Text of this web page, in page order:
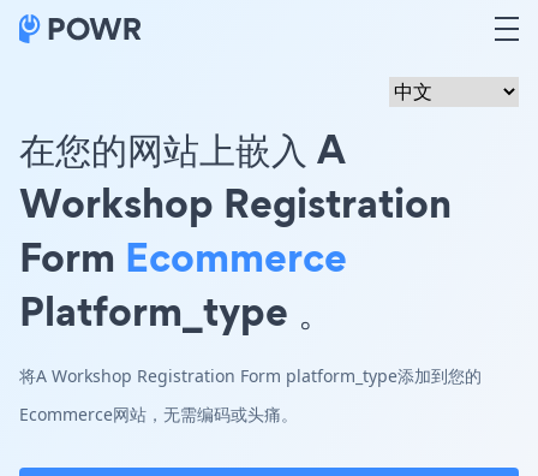
在您的网站上嵌入 A
Workshop Registration
Form Ecommerce
Platform_type 。
将A Workshop Registration Form platform_type添加到您的
Ecommerce网站，无需编码或头痛。